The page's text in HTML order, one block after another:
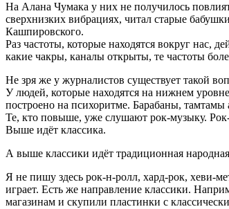
На Алана Чумака у них не получилось
сверхнизких вибрациях, читал старые
Кашпировского.
Раз частоты, которые находятся вокруг нас,
какие чакры, каналы открыты, те частоты
Не зря же у журналистов существует такой
У людей, которые находятся на нижнем
построено на психоритме. Барабаны,
Те, кто повыше, уже слушают рок-музыку.
Выше идёт классика.
А выше классики идёт традиционная
Я не пишу здесь рок-н-ролл, хард-рок, хеви-
играет. Есть же направление классики.
магазинам и скупили пластинки с